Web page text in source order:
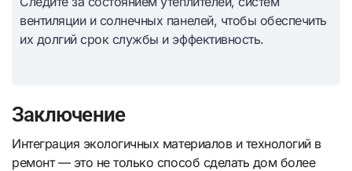
вентиляции и солнечных панелей, чтобы обеспечить
их долгий срок службы и эффективность.
Заключение
Интеграция экологичных материалов и технологий в
ремонт — это не только способ сделать дом более